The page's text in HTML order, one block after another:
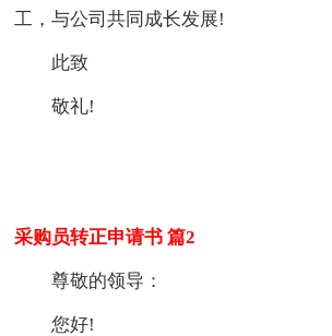
工，与公司共同成长发展!
此致
敬礼!
采购员转正申请书 篇2
尊敬的领导：
您好!